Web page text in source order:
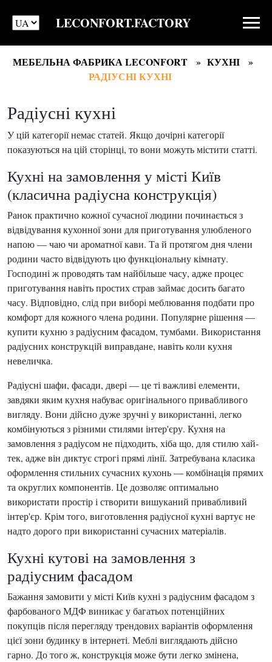
LECONFORT.FACTORY
МЕБЕЛЬНА ФАБРИКА LECONFORT
КУХНІ
РАДІУСНІ КУХНІ
Радіусні кухні
У цій категорії немає статей. Якщо дочірні категорії
показуються на цій сторінці, то вони можуть містити статті.
Кухні на замовлення у місті Київ
(класична радіусна конструкція)
Ранок практично кожної сучасної людини починається з
відвідування кухонної зони для приготування улюбленого
напою — чаю чи ароматної кави. Та й протягом дня члени
родини часто відвідують цю функціональну кімнату.
Господині ж проводять там найбільше часу, адже процес
приготування навіть простих страв займає досить багато
часу. Відповідно, слід при виборі меблювання подбати про
комфорт для кожного члена родини. Популярне рішення —
купити кухню з радіусним фасадом, тумбами. Використання
радіусних конструкцій виправдане, навіть коли кухня
невеличка.
Радіусні шафи, фасади, двері — це ті важливі елементи,
завдяки яким кухня набуває оригінального привабливого
вигляду. Вони дійсно дуже зручні у використанні, легко
комбінуються з різними стилями інтер'єру. Кухня на
замовлення з радіусом не підходить, хіба що, для стилю хай-
тек, адже він диктує строгі прямі лінії. Затребувана класика
оформлення стильних сучасних кухонь — комбінація прямих
та округлих компонентів. Це дозволяє оптимально
використати простір і створити вишуканий привабливий
інтер'єр. Крім того, виготовлення радіусної кухні вартує не
надто дорого при використанні сучасних матеріалів.
Кухні кутові на замовлення з
радіусним фасадом
Бажання замовити у місті Київ кухні з радіусним фасадом з
фарбованого МДФ виникає у багатьох потенційних
покупців після перегляду трендових варіантів оформлення
цієї зони будинку в інтернеті. Меблі виглядають дійсно
гарно. До того ж, конструкція може бути легко змінена,